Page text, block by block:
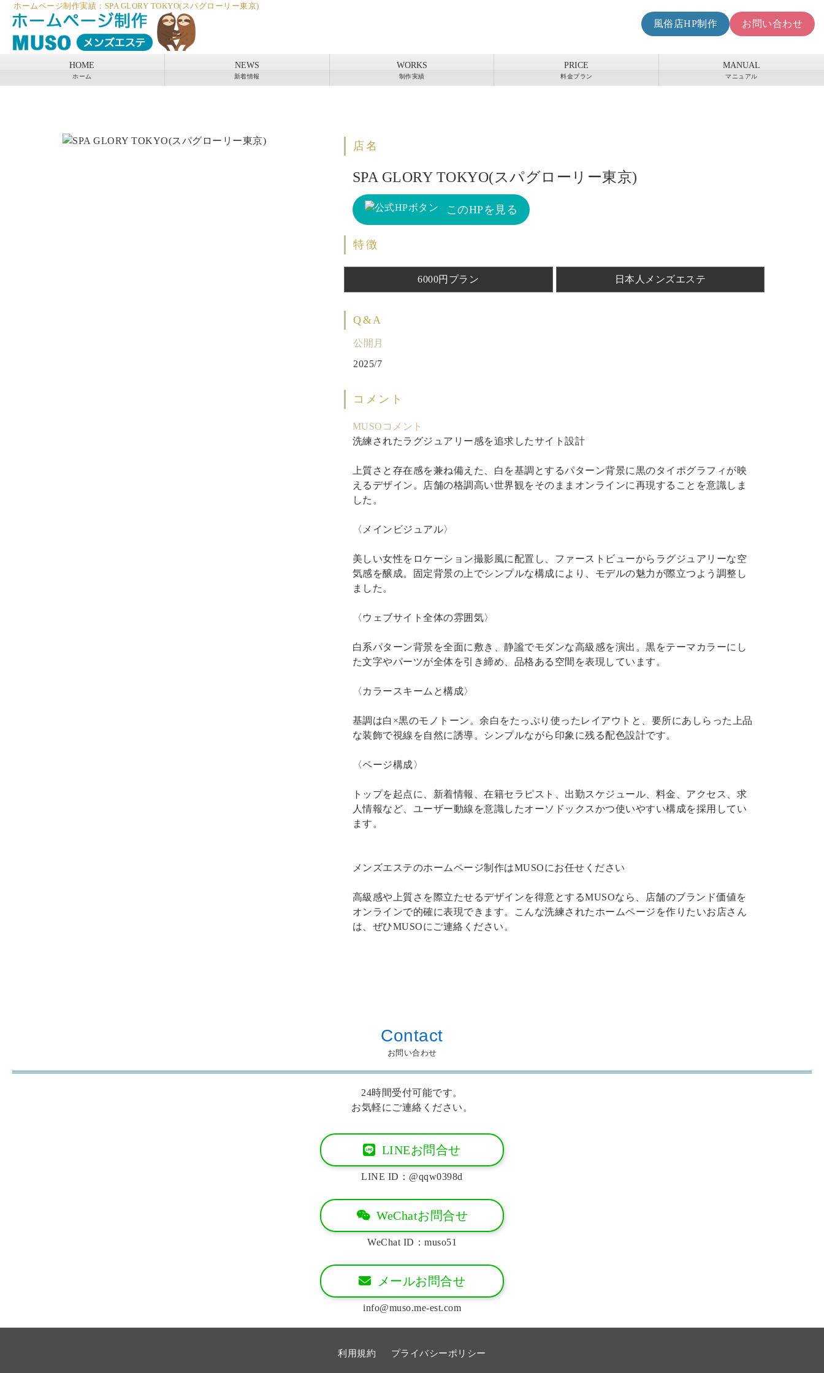
ホームページ制作実績：SPA GLORY TOKYO(スパグローリー東京)
風俗店HP制作 お問い合わせ
HOME
ホーム
NEWS
新着情報
WORKS
制作実績
PRICE
料金プラン
MANUAL
マニュアル
店名
SPA GLORY TOKYO(スパグローリー東京)
このHPを見る
特徴
6000円プラン 日本人メンズエステ
Q&A
公開月
2025/7
コメント
MUSOコメント
洗練されたラグジュアリー感を追求したサイト設計
上質さと存在感を兼ね備えた、白を基調とするパターン背景に黒のタイポグラフィが映
えるデザイン。店舗の格調高い世界観をそのままオンラインに再現することを意識しま
した。
〈メインビジュアル〉
美しい女性をロケーション撮影風に配置し、ファーストビューからラグジュアリーな空
気感を醸成。固定背景の上でシンプルな構成により、モデルの魅力が際立つよう調整し
ました。
〈ウェブサイト全体の雰囲気〉
白系パターン背景を全面に敷き、静謐でモダンな高級感を演出。黒をテーマカラーにし
た文字やパーツが全体を引き締め、品格ある空間を表現しています。
〈カラースキームと構成〉
基調は白×黒のモノトーン。余白をたっぷり使ったレイアウトと、要所にあしらった上品
な装飾で視線を自然に誘導。シンプルながら印象に残る配色設計です。
〈ページ構成〉
トップを起点に、新着情報、在籍セラピスト、出勤スケジュール、料金、アクセス、求
人情報など、ユーザー動線を意識したオーソドックスかつ使いやすい構成を採用してい
ます。
メンズエステのホームページ制作はMUSOにお任せください
高級感や上質さを際立たせるデザインを得意とするMUSOなら、店舗のブランド価値を
オンラインで的確に表現できます。こんな洗練されたホームページを作りたいお店さん
は、ぜひMUSOにご連絡ください。
Contact
お問い合わせ
24時間受付可能です。
お気軽にご連絡ください。
LINEお問合せ
LINE ID：@qqw0398d
WeChatお問合せ
WeChat ID：muso51
メールお問合せ
info@muso.me-est.com
利用規約 プライバシーポリシー